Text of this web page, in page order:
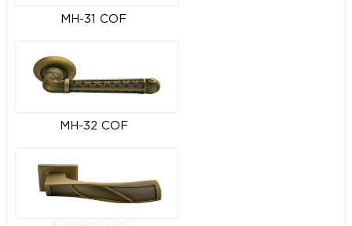
MH-31 COF
MH-32 COF